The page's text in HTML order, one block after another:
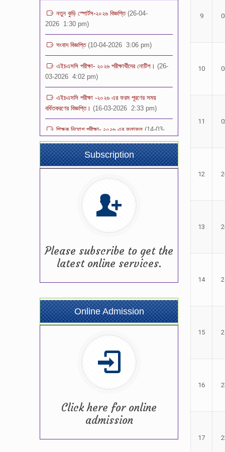
2026 1:30 pm)
সংবাদ বিজ্ঞপ্তি (10-04-2026 3:06 pm)
এইচএসসি পরীক্ষা- ২০২৬ পরীক্ষার্থীদের নোটিশ।
03-2026 4:02 pm)
এইচএসসি পরীক্ষা -২০২৬ এর ফরম পূরণের সময়
বর্ধিতকরণের বিজ্ঞপ্তি।
শিক্ষক নিয়োগ পরীক্ষা- ২০২৬ এর ফলাফল
(14-03-
2026 11:04 pm)
ভর্তি পরীক্ষার ফলাফল -২০২৬ স্কুল শাখা (১ম-৯ম)
শ্রেণি (08-03-2026 2:32 pm)
2026 12:00 pm)
Subscription
Please subscribe to get the
latest online services.
Online Admission
Click here for online
admission
9
10
11
12
13
14
15
16
17